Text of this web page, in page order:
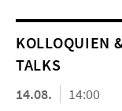
KOL­LO­QUIEN
TALKS
14.08.
14:00